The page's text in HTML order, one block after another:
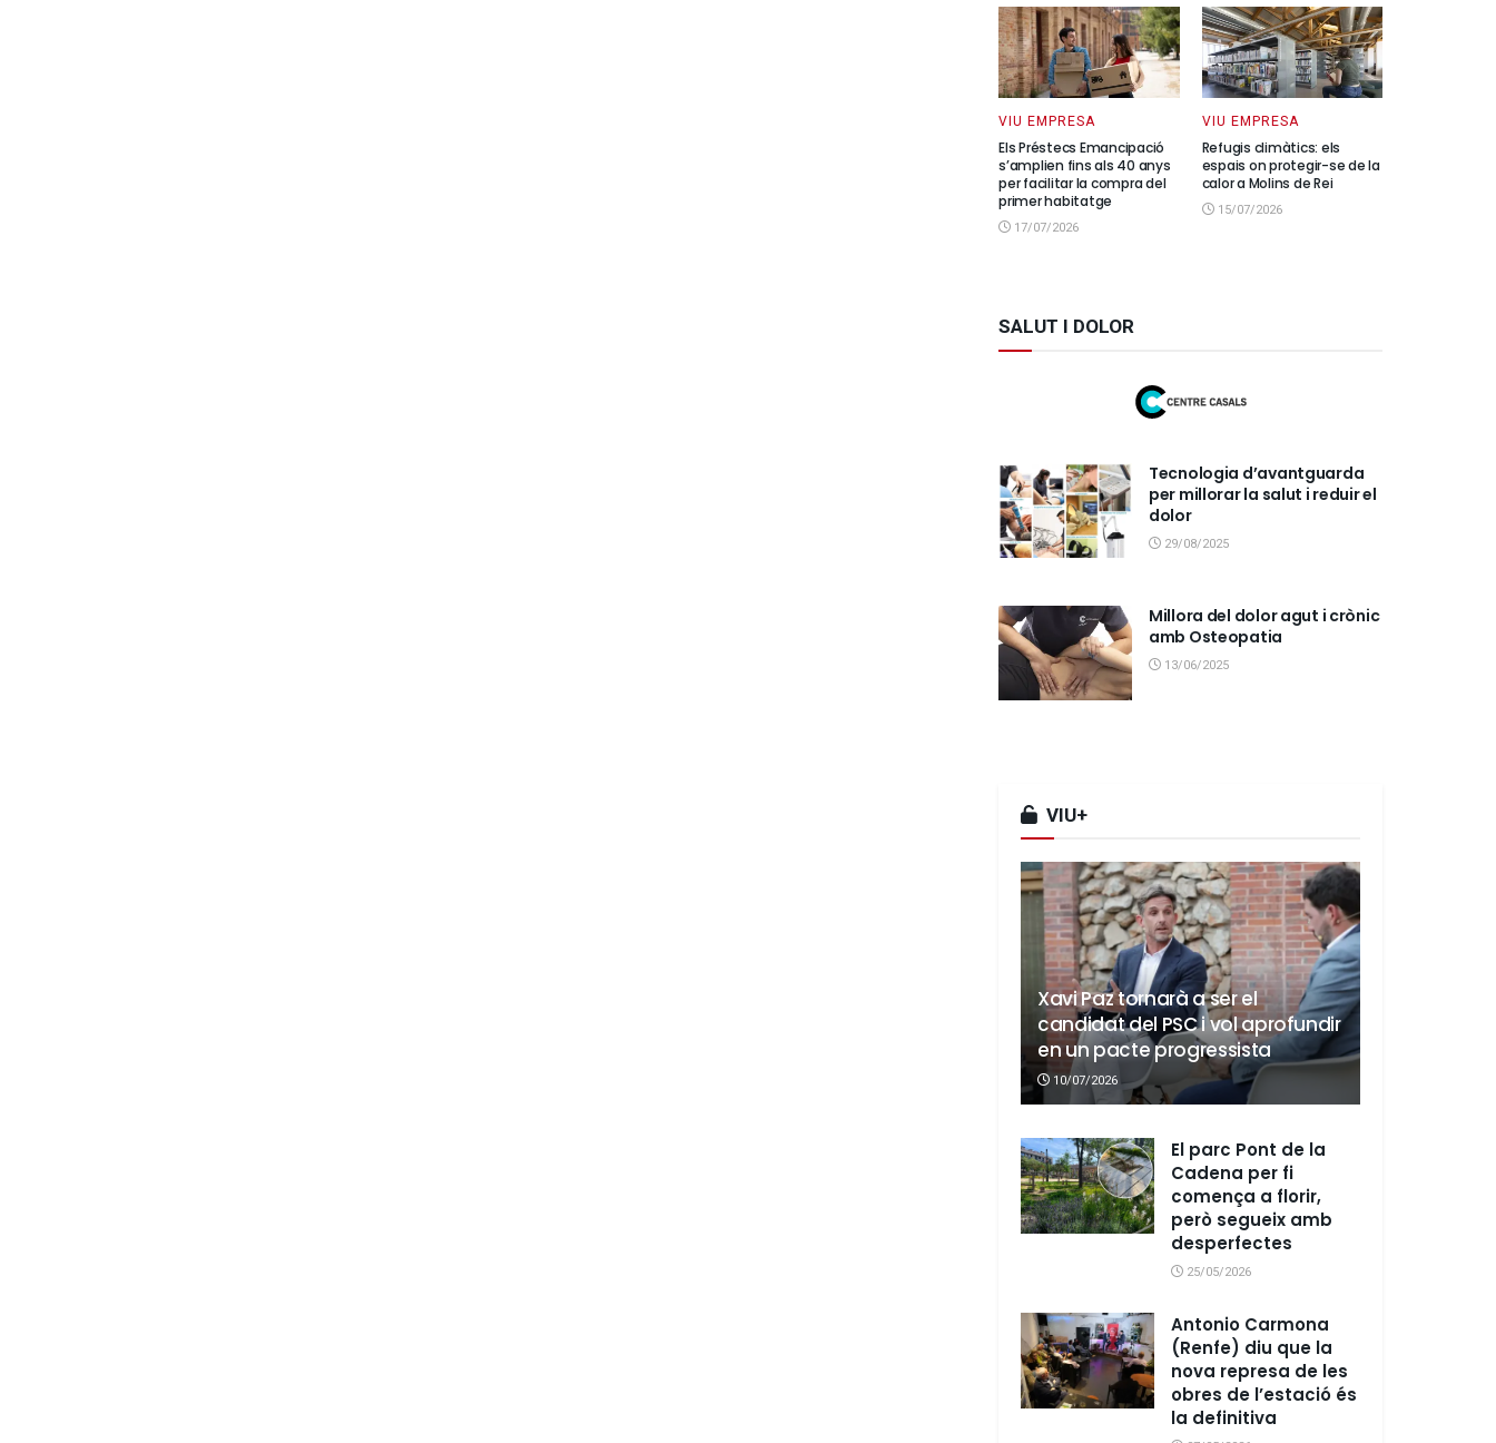
VIU EMPRESA
Els Préstecs Emancipació
s’amplien fins als 40 anys
per facilitar la compra del
primer habitatge
17/07/2026
VIU EMPRESA
Refugis climàtics: els
espais on protegir-se de la
calor a Molins de Rei
15/07/2026
SALUT I DOLOR
Tecnologia d’avantguarda
per millorar la salut i reduir el
dolor
29/08/2025
Millora del dolor agut i crònic
amb Osteopatia
13/06/2025
VIU+
Xavi Paz tornarà a ser el
candidat del PSC i vol aprofundir
en un pacte progressista
10/07/2026
El parc Pont de la
Cadena per fi
comença a florir,
però segueix amb
desperfectes
25/05/2026
Antonio Carmona
(Renfe) diu que la
nova represa de les
obres de l’estació és
la definitiva